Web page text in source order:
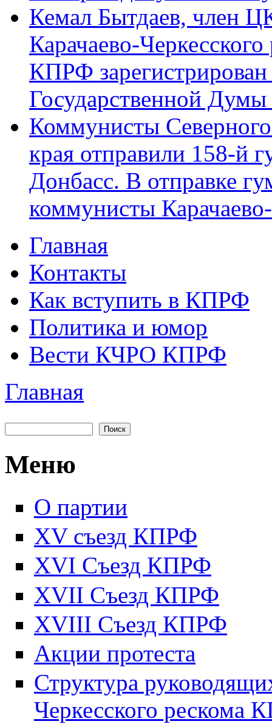
Кемал Бытдаев, член
Карачаево-
КПРФ
Государственной
Коммунисты Северного
края отправили 158-й
Донбасс. В отправке
коммунисты
Главное меню
Главная
Контакты
Как вступить в КПРФ
Политика и юмор
Вести КЧРО КПРФ
Вы здесь
Главная
Форма поиска
Меню
О партии
XV съезд КПРФ
XVI Съезд КПРФ
XVII Cъезд КПРФ
XVIII Cъезд КПРФ
Акции протеста
Структура
Черкесского рескома